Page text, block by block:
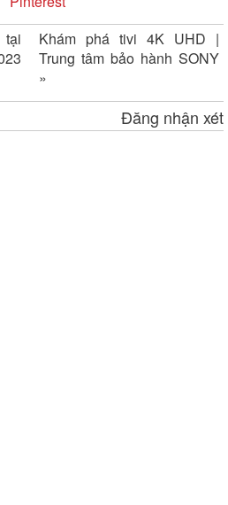
Khám phá tivi 4K UHD |
Trung tâm bảo hành SONY
»
Đăng nhận xét